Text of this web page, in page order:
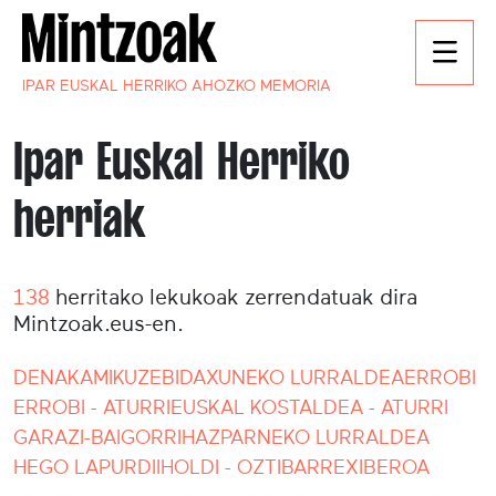
IPAR EUSKAL HERRIKO AHOZKO MEMORIA
Ipar Euskal Herriko
herriak
138 herritako lekukoak zerrendatuak dira
Mintzoak.eus-en.
DENAKAMIKUZEBIDAXUNEKO LURRALDEAERROBI
ERROBI - ATURRI EUSKAL KOSTALDEA - ATURRI
GARAZI-BAIGORRI HAZPARNEKO LURRALDEA
HEGO LAPURDI IHOLDI - OZTIBARREXIBEROA